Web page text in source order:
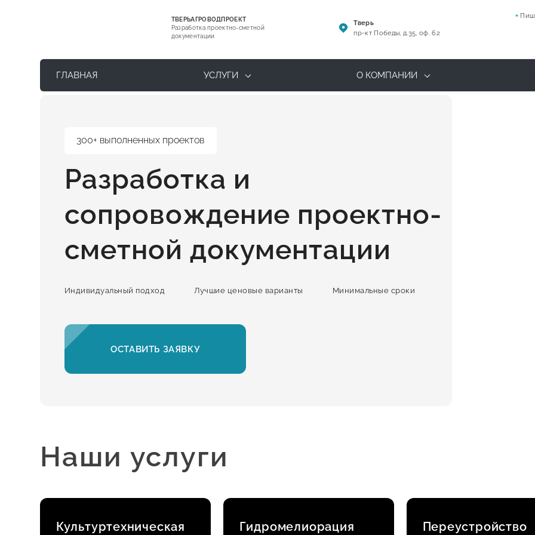
ТВЕРЬАГРОВОДПРОЕКТ
Разработка проектно-сметной
документации
Тверь
пр-кт Победы, д.35, оф. 62
ГЛАВНАЯ УСЛУГИ О КОМПАНИИ
300+ выполненных проектов
Разработка и
сопровождение проектно-
сметной документации
Индивидуальный подход Лучшие ценовые варианты Минимальные сроки
ОСТАВИТЬ ЗАЯВКУ
Наши услуги
Культуртехническая
Гидромелиорация
Переустройство